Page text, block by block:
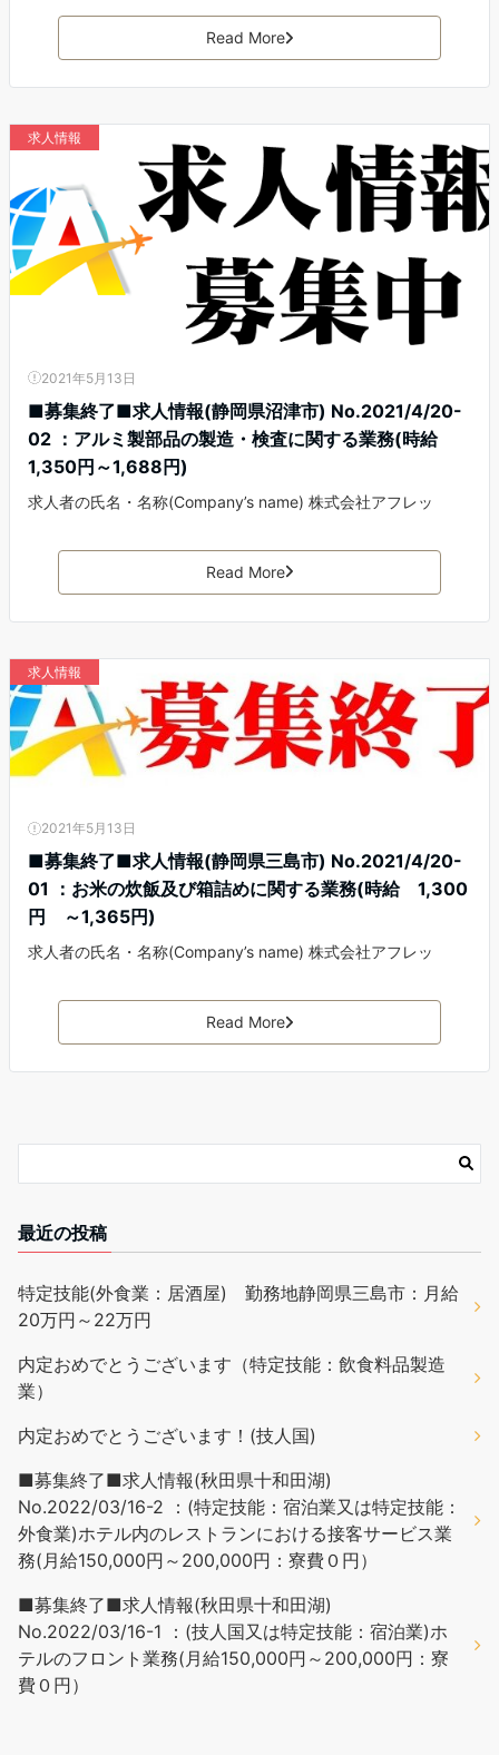
Read More
求人情報
2021年5月13日
■募集終了■求人情報(静岡県沼津市) No.2021/4/20-
02 ：アルミ製部品の製造・検査に関する業務(時給
1,350円～1,688円)
求人者の氏名・名称(Company’s name) 株式会社アフレッ
Read More
求人情報
2021年5月13日
■募集終了■求人情報(静岡県三島市) No.2021/4/20-
01 ：お米の炊飯及び箱詰めに関する業務(時給 1,300
円 ～1,365円)
求人者の氏名・名称(Company’s name) 株式会社アフレッ
Read More
最近の投稿
特定技能(外食業：居酒屋) 勤務地静岡県三島市：月給
20万円～22万円
内定おめでとうございます（特定技能：飲食料品製造
業）
内定おめでとうございます！(技人国)
■募集終了■求人情報(秋田県十和田湖)
No.2022/03/16-2 ：(特定技能：宿泊業又は特定技能：
外食業)ホテル内のレストランにおける接客サービス業
務(月給150,000円～200,000円：寮費０円）
■募集終了■求人情報(秋田県十和田湖)
No.2022/03/16-1 ：(技人国又は特定技能：宿泊業)ホ
テルのフロント業務(月給150,000円～200,000円：寮
費０円）